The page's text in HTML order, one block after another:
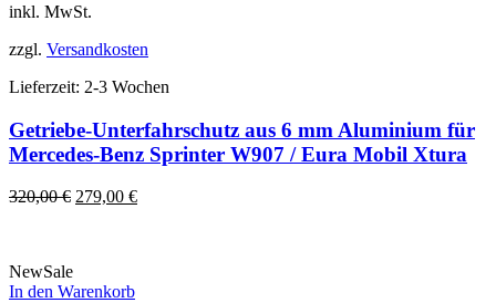
inkl. MwSt.
zzgl. Versandkosten
Lieferzeit: 2-3 Wochen
Getriebe-Unterfahrschutz aus 6 mm Aluminium für
Mercedes-Benz Sprinter W907 / Eura Mobil Xtura
320,00€ Ursprünglicher
279,00 €Aktueller
NewSale
In den Warenkorb